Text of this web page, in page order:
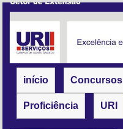
início Concursos
Proficiência URI